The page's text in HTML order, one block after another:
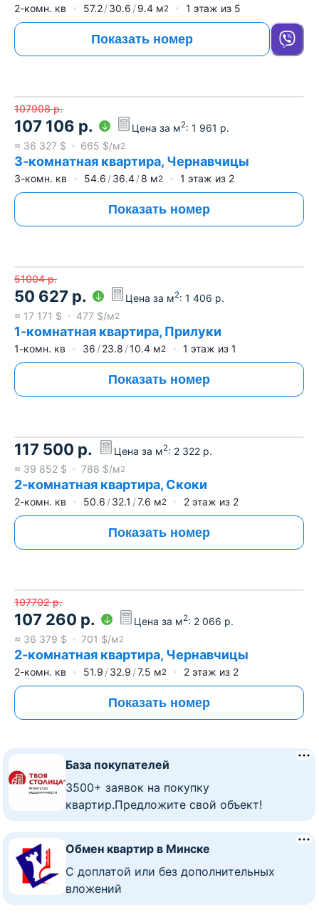
2-комн. кв 57.2 30.6 9.4 м2 1 этаж из 5
Показать номер
107908 р.
107 106 р. Цена за м2: 1 961 р.
≈ 36 327 $ 665 $/м2
3-комнатная квартира, Чернавчицы
3-комн. кв 54.6 36.4 8 м2 1 этаж из 2
Показать номер
51004 р.
50 627 р. Цена за м2: 1 406 р.
≈ 17 171 $ 477 $/м2
1-комнатная квартира, Прилуки
1-комн. кв 36 23.8 10.4 м2 1 этаж из 1
Показать номер
117 500 р. Цена за м2: 2 322 р.
≈ 39 852 $ 788 $/м2
2-комнатная квартира, Скоки
2-комн. кв 50.6 32.1 7.6 м2 2 этаж из 2
Показать номер
107702 р.
107 260 р. Цена за м2: 2 066 р.
≈ 36 379 $ 701 $/м2
2-комнатная квартира, Чернавчицы
2-комн. кв 51.9 32.9 7.5 м2 2 этаж из 2
Показать номер
База покупателей
3500+ заявок на покупку
квартир.Предложите свой объект!
Обмен квартир в Минске
C доплатой или без дополнительных
вложений